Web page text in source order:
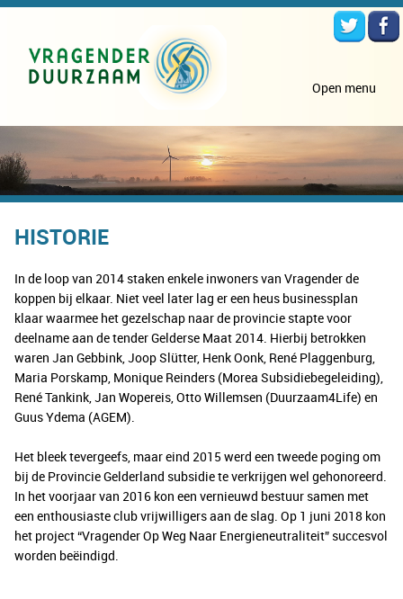
Open menu
HISTORIE
In de loop van 2014 staken enkele inwoners van Vragender de
koppen bij elkaar. Niet veel later lag er een heus businessplan
klaar waarmee het gezelschap naar de provincie stapte voor
deelname aan de tender Gelderse Maat 2014. Hierbij betrokken
waren Jan Gebbink, Joop Slütter, Henk Oonk, René Plaggenburg,
Maria Porskamp, Monique Reinders (Morea Subsidiebegeleiding),
René Tankink, Jan Wopereis, Otto Willemsen (Duurzaam4Life) en
Guus Ydema (AGEM).
Het bleek tevergeefs, maar eind 2015 werd een tweede poging om
bij de Provincie Gelderland subsidie te verkrijgen wel gehonoreerd.
In het voorjaar van 2016 kon een vernieuwd bestuur samen met
een enthousiaste club vrijwilligers aan de slag. Op 1 juni 2018 kon
het project “Vragender Op Weg Naar Energieneutraliteit” succesvol
worden beëindigd.